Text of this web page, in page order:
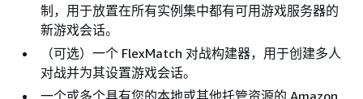
制，用于放置在所有实例集中都有可用游戏服务器的
新游戏会话。
（可选）一个 FlexMatch 对战构建器，用于创建多人
对战并为其设置游戏会话。
一个或多个具有您的本地或其他托管资源的 Amazon